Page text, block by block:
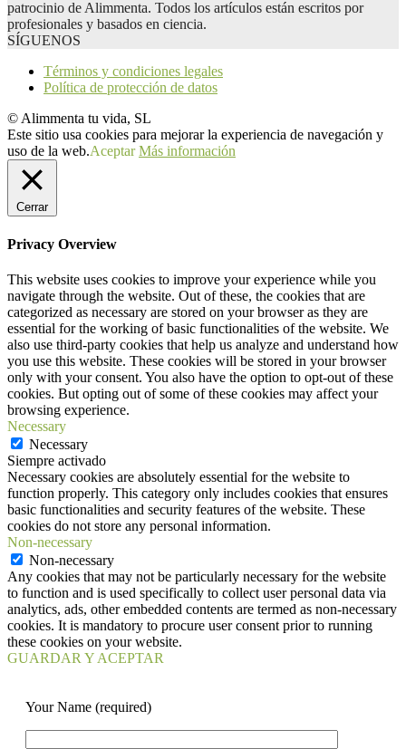
patrocinio de Alimmenta. Todos los artículos están escritos por
profesionales y basados en ciencia.
SÍGUENOS
Términos y condiciones legales
Política de protección de datos
© Alimmenta tu vida, SL
Este sitio usa cookies para mejorar la experiencia de navegación y
uso de la web.Aceptar Más información
Cerrar
Privacy Overview
This website uses cookies to improve your experience while you
navigate through the website. Out of these, the cookies that are
categorized as necessary are stored on your browser as they are
essential for the working of basic functionalities of the website. We
also use third-party cookies that help us analyze and understand how
you use this website. These cookies will be stored in your browser
only with your consent. You also have the option to opt-out of these
cookies. But opting out of some of these cookies may affect your
browsing experience.
Necessary
Necessary
Siempre activado
Necessary cookies are absolutely essential for the website to
function properly. This category only includes cookies that ensures
basic functionalities and security features of the website. These
cookies do not store any personal information.
Non-necessary
Non-necessary
Any cookies that may not be particularly necessary for the website
to function and is used specifically to collect user personal data via
analytics, ads, other embedded contents are termed as non-necessary
cookies. It is mandatory to procure user consent prior to running
these cookies on your website.
GUARDAR Y ACEPTAR
Your Name (required)